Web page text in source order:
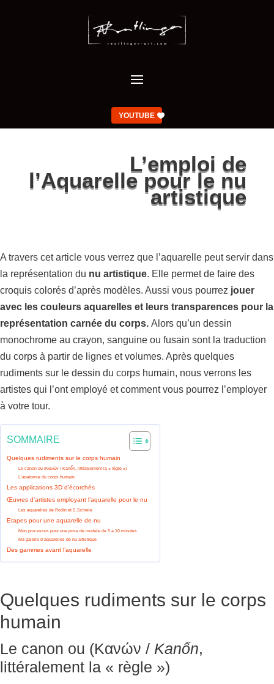
YOUTUBE
L’emploi de
l’Aquarelle pour le nu
artistique
A travers cet article vous verrez que l’aquarelle peut servir dans
la représentation du nu artistique. Elle permet de faire des
croquis colorés d’après modèles. Aussi vous pourrez jouer
avec les couleurs aquarelles et leurs transparences pour la
représentation carnée du corps. Alors qu’un dessin
monochrome au crayon, sanguine ou fusain sont la traduction
du corps à partir de lignes et volumes. Après quelques
rudiments sur le dessin du corps humain, nous verrons les
artistes qui l’ont employé et comment vous pourrez l’employer
à votre tour.
SOMMAIRE
Quelques rudiments sur le corps humain
Le canon ou (Κανών / Kanốn, littéralement la « règle »)
L’anatomie du corps humain
Les applications 3D d’écorchés
Œuvres d’artistes employant l’aquarelle pour le nu
Les aquarelles de Rodin et E.Schiele
Etapes pour une aquarelle de nu
Mon processus pour une pose de modèle de 5 à 10 minutes
Ma galerie d’aquarelles de nu artistique
Des gammes avant l’aquarelle
Quelques rudiments sur le corps
humain
Le canon ou (Κανών / Kanốn,
littéralement la « règle »)